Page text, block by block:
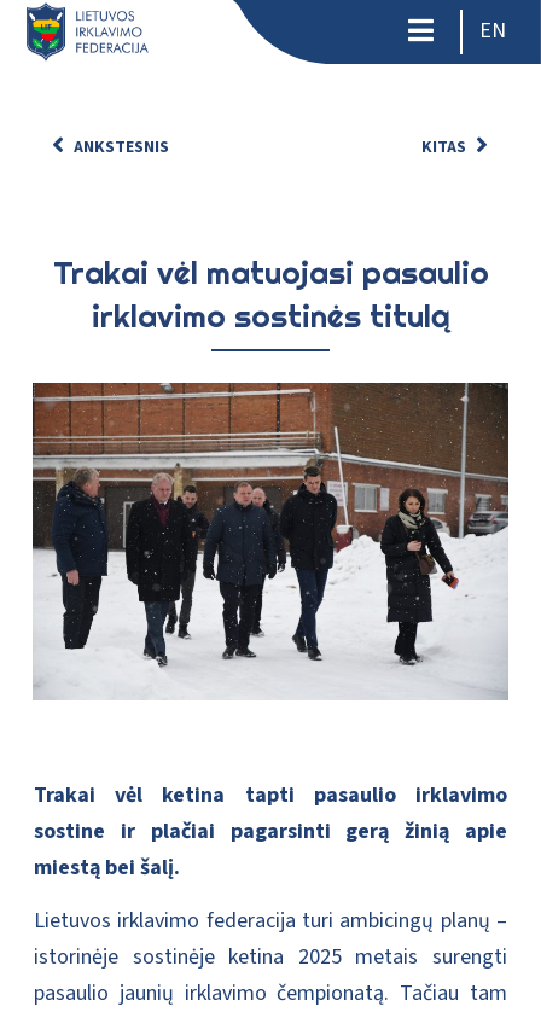
EN
ANKSTESNIS KITAS
Trakai vėl matuojasi pasaulio
irklavimo sostinės titulą
Trakai vėl ketina tapti pasaulio irklavimo
sostine ir plačiai pagarsinti gerą žinią apie
miestą bei šalį.
Lietuvos irklavimo federacija turi ambicingų planų –
istorinėje sostinėje ketina 2025 metais surengti
pasaulio jaunių irklavimo čempionatą. Tačiau tam